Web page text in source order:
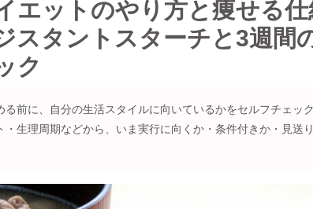
エットのやり方と痩せる
スタントスターチと3週間
ク
る前に、自分の生活スタイルに向いているかをセルフチェッ
・生理周期などから、いま実行に向くか・条件付きか・見送